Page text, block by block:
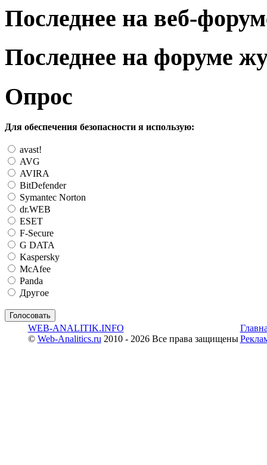
Последнее на веб-
Последнее на форуме
Опрос
Для обеспечения безопасности я использую:
avast!
AVG
AVIRA
BitDefender
Symantec Norton
dr.WEB
ESET
F-Secure
G DATA
Kaspersky
McAfee
Panda
Другое
WEB-ANALITIK.INFO
© Web-Analitics.ru 2010 - 2026 Все права защищены